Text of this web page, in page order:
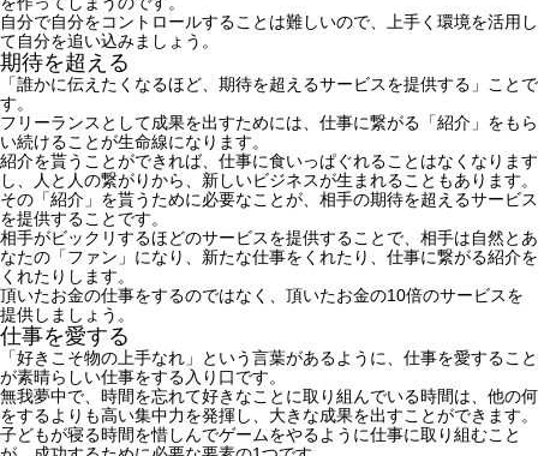
自分で自分をコントロールすることは難しいので、上手く環境を活用し
て自分を追い込みましょう。
期待を超える
「誰かに伝えたくなるほど、期待を超えるサービスを提供する」ことで
す。
フリーランスとして成果を出すためには、仕事に繋がる「紹介」をもら
い続けることが生命線になります。
紹介を貰うことができれば、仕事に食いっぱぐれることはなくなります
し、人と人の繋がりから、新しいビジネスが生まれることもあります。
その「紹介」を貰うために必要なことが、相手の期待を超えるサービス
を提供することです。
相手がビックリするほどのサービスを提供することで、相手は自然とあ
なたの「ファン」になり、新たな仕事をくれたり、仕事に繋がる紹介を
くれたりします。
頂いたお金の仕事をするのではなく、頂いたお金の10倍のサービスを
提供しましょう。
仕事を愛する
「好きこそ物の上手なれ」という言葉があるように、 仕事を愛すること
が素晴らしい仕事をする入り口です。
無我夢中で、時間を忘れて好きなことに取り組んでいる時間は、他の何
をするよりも高い集中力を発揮し、大きな成果を出すことができます。
子どもが寝る時間を惜しんでゲームをやるように仕事に取り組むこと